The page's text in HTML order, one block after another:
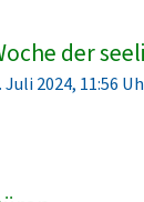
der
2024, 11:56